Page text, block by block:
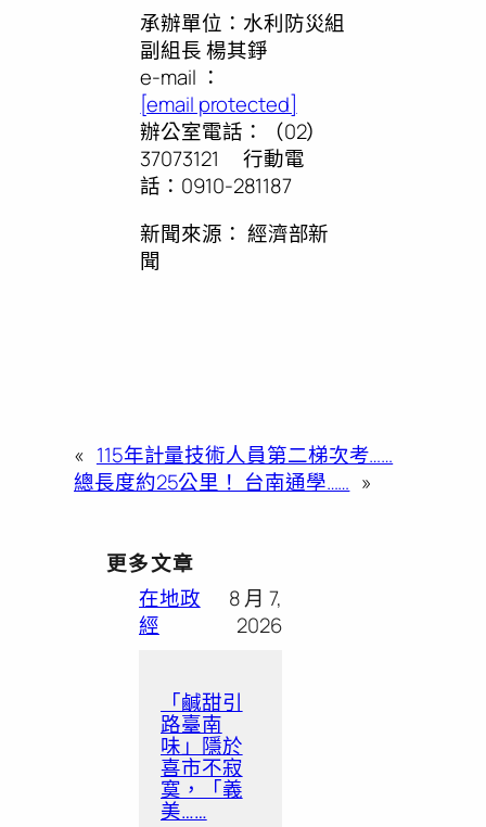
承辦單位：水利防災組
副組長 楊其錚
e-mail ：
[email protected]
辦公室電話：（02）
37073121 行動電
話：0910-281187
新聞來源： 經濟部新
聞
« 115年計量技術人員第二梯次考……
總長度約25公里！ 台南通學…… »
更多文章
在地政
經
8 月 7,
2026
「鹹甜引
路臺南
味」隱於
喜市不寂
寞，「義
美……